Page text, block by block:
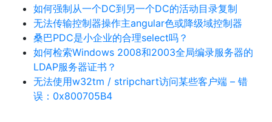
如何强制从一个DC到另一个DC的活动目录复制
无法传输控制器操作主angular色或降级域控制器
桑巴PDC是小企业的合理select吗？
如何检索Windows 2008和2003全局编录服务器的
LDAP服务器证书？
无法使用w32tm / stripchart访问某些客户端 – 错
误：0x800705B4